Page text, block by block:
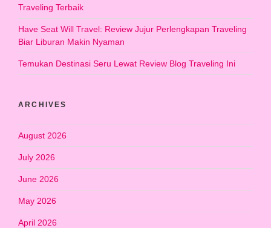
Traveling Terbaik
Have Seat Will Travel: Review Jujur Perlengkapan Traveling
Biar Liburan Makin Nyaman
Temukan Destinasi Seru Lewat Review Blog Traveling Ini
ARCHIVES
August 2026
July 2026
June 2026
May 2026
April 2026